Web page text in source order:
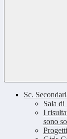
Sc.
Sala di
I
sono